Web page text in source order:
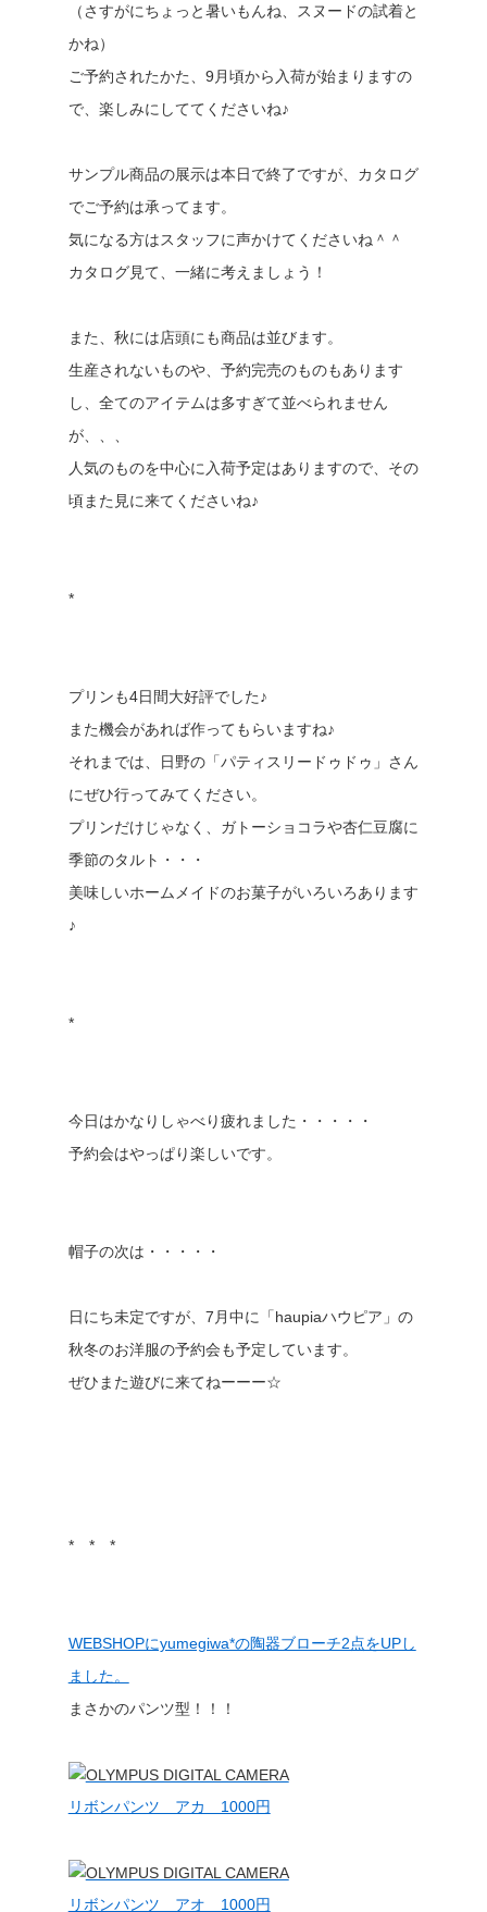
（さすがにちょっと暑いもんね、スヌードの試着と
かね）
ご予約されたかた、9月頃から入荷が始まりますの
で、楽しみにしててくださいね♪
サンプル商品の展示は本日で終了ですが、カタログ
でご予約は承ってます。
気になる方はスタッフに声かけてくださいね＾＾
カタログ見て、一緒に考えましょう！
また、秋には店頭にも商品は並びます。
生産されないものや、予約完売のものもあります
し、全てのアイテムは多すぎて並べられません
が、、、
人気のものを中心に入荷予定はありますので、その
頃また見に来てくださいね♪
*
プリンも4日間大好評でした♪
また機会があれば作ってもらいますね♪
それまでは、日野の「パティスリードゥドゥ」さん
にぜひ行ってみてください。
プリンだけじゃなく、ガトーショコラや杏仁豆腐に
季節のタルト・・・
美味しいホームメイドのお菓子がいろいろあります
♪
*
今日はかなりしゃべり疲れました・・・・・
予約会はやっぱり楽しいです。
帽子の次は・・・・・
日にち未定ですが、7月中に「haupiaハウピア」の
秋冬のお洋服の予約会も予定しています。
ぜひまた遊びに来てねーーー☆
* * *
WEBSHOPにyumegiwa*の陶器ブローチ2点をUPし
ました。
まさかのパンツ型！！！
リボンパンツ アカ 1000円
リボンパンツ アオ 1000円